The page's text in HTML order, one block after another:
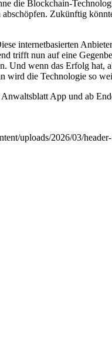
die Blockchain-
Zukünftig
internetbasierten
trifft nun auf eine
Und wenn das Erfolg hat,
wird die Technologie so
App und ab
uploads/2026/03/